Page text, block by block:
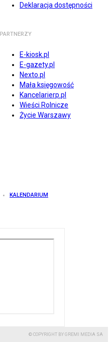
Deklaracja dostępności
PARTNERZY
E-kiosk.pl
E-gazety.pl
Nexto.pl
Mała księgowość
Kancelarierp.pl
Wieści Rolnicze
Życie Warszawy
KALENDARIUM
© COPYRIGHT BY GREMI MEDIA SA